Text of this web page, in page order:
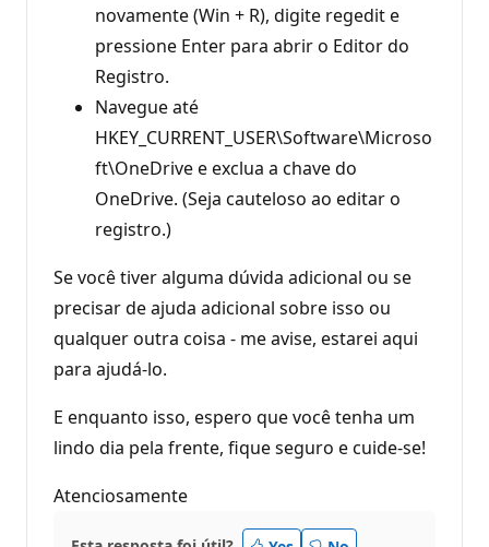
novamente (Win + R), digite regedit e
pressione Enter para abrir o Editor do
Registro.
Navegue até
HKEY_CURRENT_USER\Software\Microso
ft\OneDrive e exclua a chave do
OneDrive. (Seja cauteloso ao editar o
registro.)
Se você tiver alguma dúvida adicional ou se
precisar de ajuda adicional sobre isso ou
qualquer outra coisa - me avise, estarei aqui
para ajudá-lo.
E enquanto isso, espero que você tenha um
lindo dia pela frente, fique seguro e cuide-se!
Atenciosamente